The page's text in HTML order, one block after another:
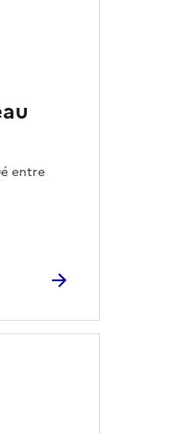
entre